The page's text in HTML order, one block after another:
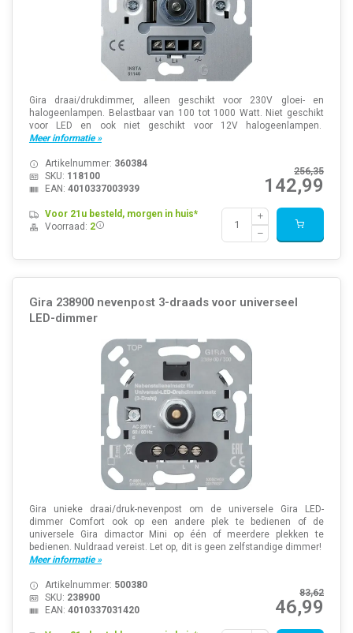
Gira draai/drukdimmer, alleen geschikt voor 230V gloei- en
halogeenlampen. Belastbaar van 100 tot 1000 Watt. Niet geschikt
voor LED en ook niet geschikt voor 12V halogeenlampen.
Meer informatie »
256,35
142,99
Artikelnummer: 360384
SKU: 118100
EAN: 4010337003939
Voor 21u besteld, morgen in huis*
Voorraad: 2
Gira 238900 nevenpost 3-draads voor universeel
LED-dimmer
Gira unieke draai/druk-nevenpost om de universele Gira LED-
dimmer Comfort ook op een andere plek te bedienen of de
universele Gira dimactor Mini op één of meerdere plekken te
bedienen. Nuldraad vereist. Let op, dit is geen zelfstandige dimmer!
Meer informatie »
83,62
46,99
Artikelnummer: 500380
SKU: 238900
EAN: 4010337031420